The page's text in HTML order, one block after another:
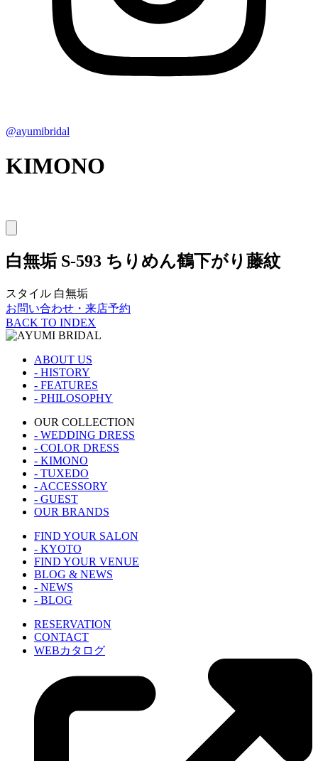
@ayumibridal
KIMONO
白無垢 S-593 ちりめん鶴下がり藤紋
スタイル 白無垢
お問い合わせ・来店予約
BACK TO INDEX
ABOUT US
- HISTORY
- FEATURES
- PHILOSOPHY
OUR COLLECTION
- WEDDING DRESS
- COLOR DRESS
- KIMONO
- TUXEDO
- ACCESSORY
- GUEST
OUR BRANDS
FIND YOUR SALON
- KYOTO
FIND YOUR VENUE
BLOG & NEWS
- NEWS
- BLOG
RESERVATION
CONTACT
WEBカタログ